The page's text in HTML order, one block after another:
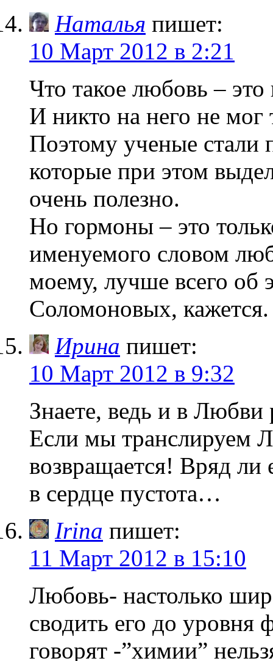
Наталья пишет:
10 Март 2012 в 2:21
Что такое любовь –
И никто на него не мог
Поэтому ученые стали
которые при этом
очень полезно.
Но гормоны – это
именуемого словом
моему, лучше всего об
Соломоновых,
Ирина пишет:
10 Март 2012 в 9:32
Знаете, ведь и в Любви
Если мы транслируем
возвращается! Вряд ли
в сердце пустота…
Irina пишет:
11 Март 2012 в 15:10
Любовь- настолько
сводить его до уровня
говорят -”химии”